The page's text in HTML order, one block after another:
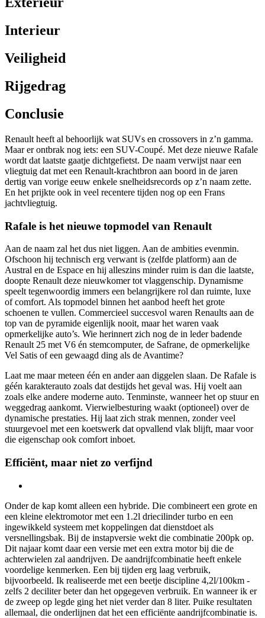
Interieur
Veiligheid
Rijgedrag
Conclusie
Renault heeft al behoorlijk wat SUVs en crossovers in z’n gamma.
Maar er ontbrak nog iets: een SUV-Coupé. Met deze nieuwe Rafale
wordt dat laatste gaatje dichtgefietst. De naam verwijst naar een
vliegtuig dat met een Renault-krachtbron aan boord in de jaren
dertig van vorige eeuw enkele snelheidsrecords op z’n naam zette.
En het prijkte ook in veel recentere tijden nog op een Frans
jachtvliegtuig.
Rafale is het nieuwe topmodel van Renault
Aan de naam zal het dus niet liggen. Aan de ambities evenmin.
Ofschoon hij technisch erg verwant is (zelfde platform) aan de
Austral en de Espace en hij alleszins minder ruim is dan die laatste,
doopte Renault deze nieuwkomer tot vlaggenschip. Dynamisme
speelt tegenwoordig immers een belangrijkere rol dan ruimte, luxe
of comfort. Als topmodel binnen het aanbod heeft het grote
schoenen te vullen. Commercieel succesvol waren Renaults aan de
top van de pyramide eigenlijk nooit, maar het waren vaak
opmerkelijke auto’s. Wie herinnert zich nog de in leder badende
Renault 25 met V6 én stemcomputer, de Safrane, de opmerkelijke
Vel Satis of een gewaagd ding als de Avantime?
Laat me maar meteen één en ander aan diggelen slaan. De Rafale is
géén karakterauto zoals dat destijds het geval was. Hij voelt aan
zoals elke andere moderne auto. Tenminste, wanneer het op stuur en
weggedrag aankomt. Vierwielbesturing waakt (optioneel) over de
dynamische prestaties. Hij laat zich strak mennen, zonder veel
stuurgevoel met een koetswerk dat opvallend vlak blijft, maar voor
die eigenschap ook comfort inboet.
Efficiënt, maar niet zo verfijnd
Onder de kap komt alleen een hybride. Die combineert een grote en
een kleine elektromotor met een 1.2l driecilinder turbo en een
ingewikkeld systeem met koppelingen dat dienstdoet als
versnellingsbak. Bij de instapversie wekt die combinatie 200pk op.
Dit najaar komt daar een versie met een extra motor bij die de
achterwielen zal aandrijven. De aandrijfcombinatie heeft enkele
voordelige kenmerken. Een bij tijden erg laag verbruik,
bijvoorbeeld. Ik realiseerde met een beetje discipline 4,2l/100km -
zelfs 2 deciliter beter dan het opgegeven verbruik. En wanneer ik er
de zweep op legde ging het niet verder dan 8 liter. Puike resultaten
allemaal, die onderlijnen dat het een efficiënte aandrijfcombinatie is.